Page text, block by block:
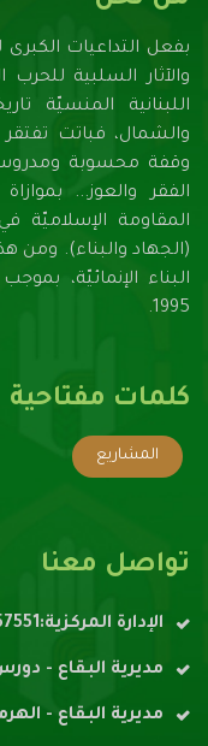
والآثار السلبية
اللبنانية المنسيّة
والشمال، فباتت
وقفة محسوبة
الفقر والعوز...
المقاومة الإسلاميّة
(الجهاد والبناء).
1995.
كلمات مفتاحية
المشاريع
تواصل معنا
الإدارة المركزية:01557551
مديرية البقاع -
مديرية البقاع -